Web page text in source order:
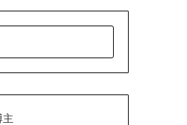
主